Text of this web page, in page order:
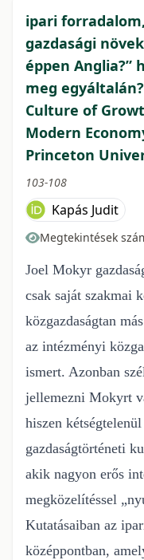
ipari
gazdasági
éppen
meg
Culture of
Modern
Princeton
103-108
Kapás Judit
Megtekintések
Joel Mokyr
csak saját szakmai
közgazdaságtan
az intézményi
ismert. Azonban
jellemezni Mokyrt
hiszen
gazdaságtörténeti
akik nagyon erős
megközelítéssel
Kutatásaiban az
középpontban,